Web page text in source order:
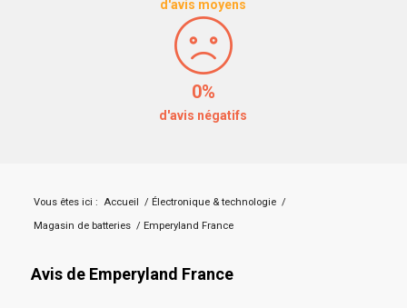
d'avis moyens
0%
d'avis négatifs
Vous êtes ici : Accueil / Électronique & technologie /
Magasin de batteries / Emperyland France
Avis de Emperyland France